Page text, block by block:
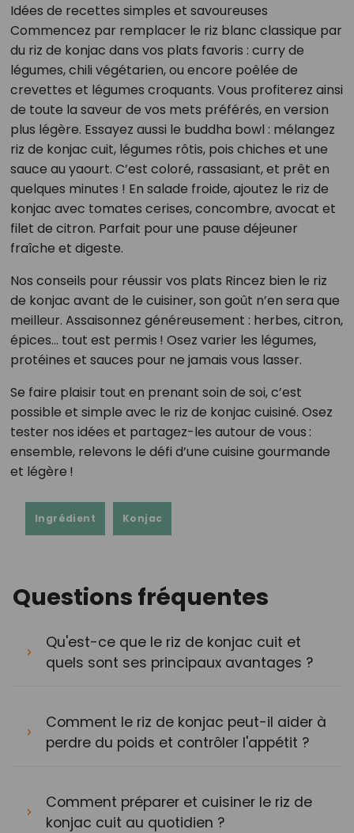
Idées de recettes simples et savoureuses
Commencez par remplacer le riz blanc classique par
du riz de konjac dans vos plats favoris : curry de
légumes, chili végétarien, ou encore poêlée de
crevettes et légumes croquants. Vous profiterez ainsi
de toute la saveur de vos mets préférés, en version
plus légère. Essayez aussi le buddha bowl : mélangez
riz de konjac cuit, légumes rôtis, pois chiches et une
sauce au yaourt. C’est coloré, rassasiant, et prêt en
quelques minutes ! En salade froide, ajoutez le riz de
konjac avec tomates cerises, concombre, avocat et
filet de citron. Parfait pour une pause déjeuner
fraîche et digeste.
Nos conseils pour réussir vos plats Rincez bien le riz
de konjac avant de le cuisiner, son goût n’en sera que
meilleur. Assaisonnez généreusement : herbes, citron,
épices… tout est permis ! Osez varier les légumes,
protéines et sauces pour ne jamais vous lasser.
Se faire plaisir tout en prenant soin de soi, c’est
possible et simple avec le riz de konjac cuisiné. Osez
tester nos idées et partagez-les autour de vous :
ensemble, relevons le défi d’une cuisine gourmande
et légère !
Ingrédient Konjac
Questions fréquentes
Qu'est-ce que le riz de konjac cuit et
quels sont ses principaux avantages ?
Comment le riz de konjac peut-il aider à
perdre du poids et contrôler l'appétit ?
Comment préparer et cuisiner le riz de
konjac cuit au quotidien ?